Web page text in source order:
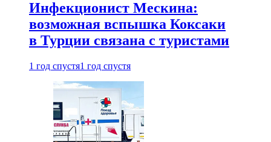
Инфекционист Мескина:
возможная вспышка Коксаки
в Турции связана с туристами
1 год спустя1 год спустя